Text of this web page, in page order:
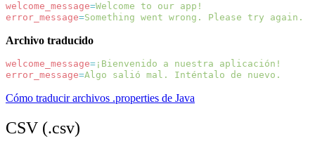
welcome_message=Welcome to our app!
error_message=Something went wrong. Please try again.
Archivo traducido
welcome_message= ¡Bienvenido a nuestra aplicación!
error_message=Algo salió mal. Inténtalo de nuevo.
Cómo traducir archivos .properties de Java
CSV (.csv)